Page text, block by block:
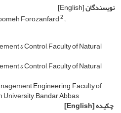
نویسندگان[English]
Forozanfard2
& Control, Faculty of Natural
& Control, Faculty of Natural
Engineering, Faculty of
Bandar Abbas
چکیده[English]